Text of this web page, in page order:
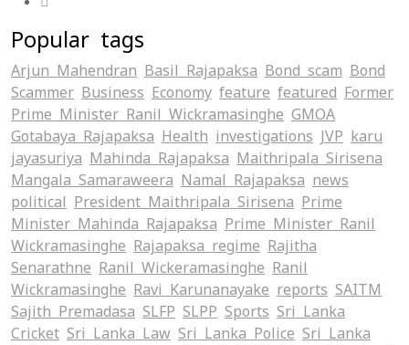
Popular tags
Arjun Mahendran Basil Rajapaksa Bond scam Bond
Scammer Business Economy feature featured Former
Prime Minister Ranil Wickramasinghe GMOA
Gotabaya Rajapaksa Health investigations JVP karu
jayasuriya Mahinda Rajapaksa Maithripala Sirisena
Mangala Samaraweera Namal Rajapaksa news
political President Maithripala Sirisena Prime
Minister Mahinda Rajapaksa Prime Minister Ranil
Wickramasinghe Rajapaksa regime Rajitha
Senarathne Ranil Wickeramasinghe Ranil
Wickramasinghe Ravi Karunanayake reports SAITM
Sajith Premadasa SLFP SLPP Sports Sri Lanka
Cricket Sri Lanka Law Sri Lanka Police Sri Lanka